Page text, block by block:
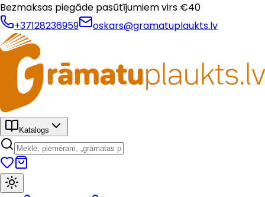
Bezmaksas piegāde pasūtījumiem virs €40
+37128236959
oskars@gramatuplaukts.lv
Katalogs